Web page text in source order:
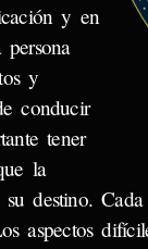
y en
y
conducir
tener
la
destino.
aspectos